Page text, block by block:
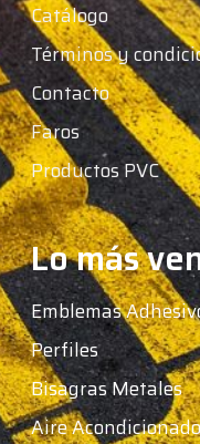
Catálogo
Términos y
Contacto
Faros
Productos PVC
Lo más
Emblemas
Perfiles
Bisagras Metales
Aire Acondicionado